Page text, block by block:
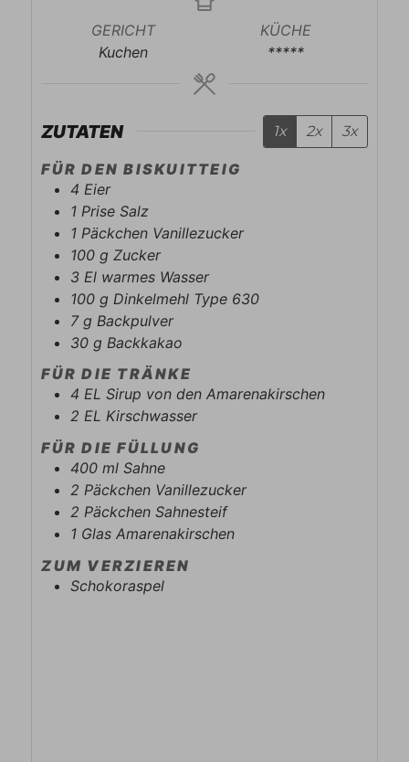
GERICHT
Kuchen
KÜCHE
*****
ZUTATEN 1x 2x 3x
FÜR DEN BISKUITTEIG
4 Eier
1 Prise Salz
1 Päckchen Vanillezucker
100 g Zucker
3 El warmes Wasser
100 g Dinkelmehl Type 630
7 g Backpulver
30 g Backkakao
FÜR DIE TRÄNKE
4 EL Sirup von den Amarenakirschen
2 EL Kirschwasser
FÜR DIE FÜLLUNG
400 ml Sahne
2 Päckchen Vanillezucker
2 Päckchen Sahnesteif
1 Glas Amarenakirschen
ZUM VERZIEREN
Schokoraspel